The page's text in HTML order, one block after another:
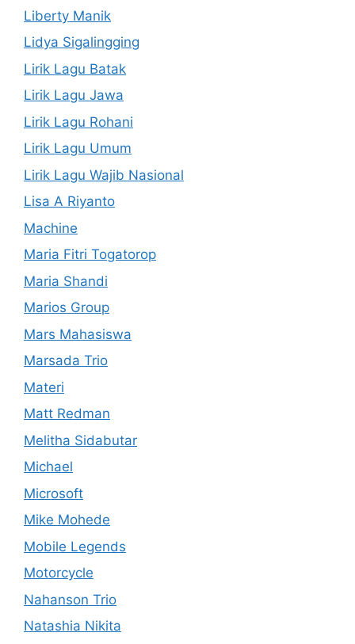
Liberty Manik
Lidya Sigalingging
Lirik Lagu Batak
Lirik Lagu Jawa
Lirik Lagu Rohani
Lirik Lagu Umum
Lirik Lagu Wajib Nasional
Lisa A Riyanto
Machine
Maria Fitri Togatorop
Maria Shandi
Marios Group
Mars Mahasiswa
Marsada Trio
Materi
Matt Redman
Melitha Sidabutar
Michael
Microsoft
Mike Mohede
Mobile Legends
Motorcycle
Nahanson Trio
Natashia Nikita